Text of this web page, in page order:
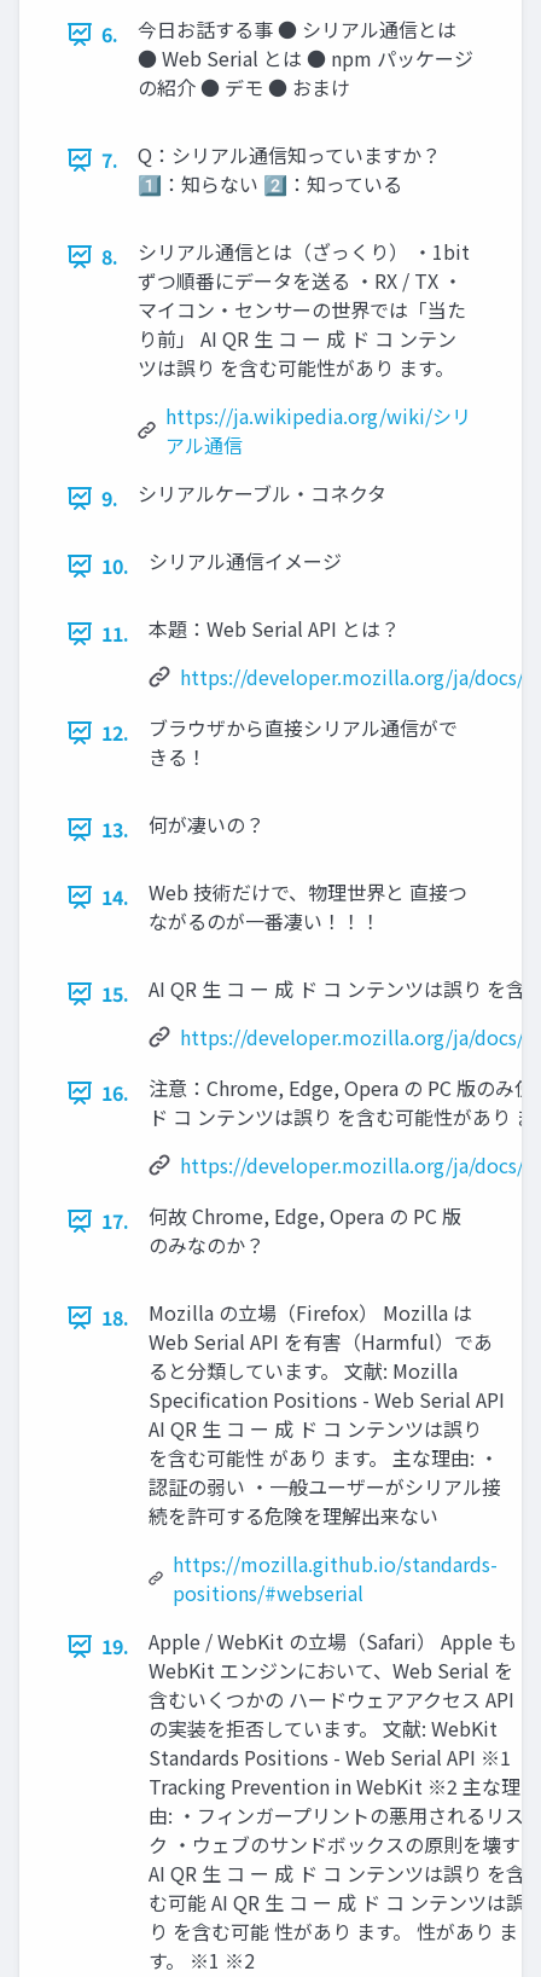
6.
今日お話する事 ● シリアル通信とは
● Web Serial とは ● npm パッケージ
の紹介 ● デモ ● おまけ
7.
Q：シリアル通信知っていますか？
1️⃣：知らない 2️⃣：知っている
8.
シリアル通信とは（ざっくり） ・1bit
ずつ順番にデータを送る ・RX / TX ・
マイコン・センサーの世界では「当た
り前」 AI QR 生 コ ー 成 ド コ ンテン
ツは誤り を含む可能性があり ます。
https://ja.wikipedia.org/wiki/シリ
アル通信
9.
シリアルケーブル・コネクタ
10. シリアル通信イメージ
11.
本題：Web Serial API とは？
https://developer.mozilla.org/ja/docs/
12.
ブラウザから直接シリアル通信がで
きる！
13. 何が凄いの？
14.
Web 技術だけで、物理世界と 直接つ
ながるのが一番凄い！！！
15.
AI QR 生 コ ー 成 ド コ ンテンツは誤り を含
https://developer.mozilla.org/ja/docs/
16.
注意：Chrome, Edge, Opera の PC 版のみ使
ド コ ンテンツは誤り を含む可能性があり ま
https://developer.mozilla.org/ja/docs/
17.
何故 Chrome, Edge, Opera の PC 版
のみなのか？
18.
Mozilla の立場（Firefox） Mozilla は
Web Serial API を有害（Harmful）であ
ると分類しています。 文献: Mozilla
Specification Positions - Web Serial API
AI QR 生 コ ー 成 ド コ ンテンツは誤り
を含む可能性 があり ます。 主な理由: ・
認証の弱い ・一般ユーザーがシリアル接
続を許可する危険を理解出来ない
https://mozilla.github.io/standards-
positions/#webserial
19.
Apple / WebKit の立場（Safari） Apple も
WebKit エンジンにおいて、Web Serial を
含むいくつかの ハードウェアアクセス API
の実装を拒否しています。 文献: WebKit
Standards Positions - Web Serial API ※1
Tracking Prevention in WebKit ※2 主な理
由: ・フィンガープリントの悪用されるリス
ク ・ウェブのサンドボックスの原則を壊す
AI QR 生 コ ー 成 ド コ ンテンツは誤り を含
む可能 AI QR 生 コ ー 成 ド コ ンテンツは誤
り を含む可能 性があり ます。 性があり ま
す。 ※1 ※2